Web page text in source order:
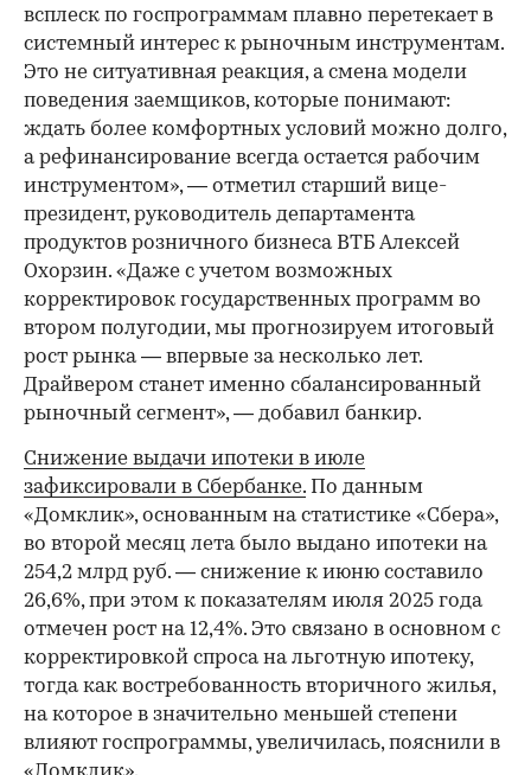
всплеск по госпрограммам плавно перетекает в
системный интерес к рыночным инструментам.
Это не ситуативная реакция, а смена модели
поведения заемщиков, которые понимают:
ждать более комфортных условий можно долго,
а рефинансирование всегда остается рабочим
инструментом», — отметил старший вице-
президент, руководитель департамента
продуктов розничного бизнеса ВТБ Алексей
Охорзин. «Даже с учетом возможных
корректировок государственных программ во
втором полугодии, мы прогнозируем итоговый
рост рынка — впервые за несколько лет.
Драйвером станет именно сбалансированный
рыночный сегмент», — добавил банкир.
Снижение выдачи ипотеки в июле
зафиксировали в Сбербанке. По данным
«Домклик», основанным на статистике «Сбера»,
во второй месяц лета было выдано ипотеки на
254,2 млрд руб. — снижение к июню составило
26,6%, при этом к показателям июля 2025 года
отмечен рост на 12,4%. Это связано в основном с
корректировкой спроса на льготную ипотеку,
тогда как востребованность вторичного жилья,
на которое в значительно меньшей степени
влияют госпрограммы, увеличилась, пояснили в